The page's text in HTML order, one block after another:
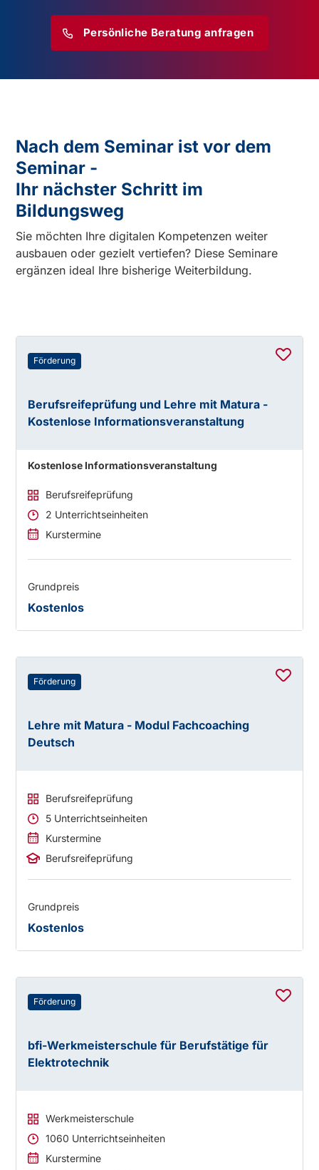
Persönliche Beratung anfragen
Nach dem Seminar ist vor dem
Seminar -
Ihr nächster Schritt im
Bildungsweg
Sie möchten Ihre digitalen Kompetenzen weiter
ausbauen oder gezielt vertiefen? Diese Seminare
ergänzen ideal Ihre bisherige Weiterbildung.
Förderung
Berufsreifeprüfung und Lehre mit Matura -
Kostenlose Informationsveranstaltung
Kostenlose Informationsveranstaltung
Berufsreifeprüfung
2 Unterrichtseinheiten
Kurstermine
Grundpreis
Kostenlos
Förderung
Lehre mit Matura - Modul Fachcoaching
Deutsch
Berufsreifeprüfung
5 Unterrichtseinheiten
Kurstermine
Berufsreifeprüfung
Grundpreis
Kostenlos
Förderung
bfi-Werkmeisterschule für Berufstätige für
Elektrotechnik
Werkmeisterschule
1060 Unterrichtseinheiten
Kurstermine